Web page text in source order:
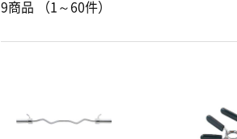
9商品 （1～60件）